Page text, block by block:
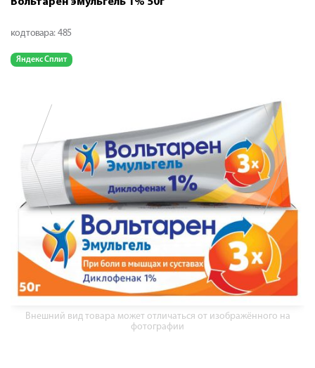
код товара: 485
Яндекс Сплит
Внешний вид товара может отличаться от изображённого на
фотографии